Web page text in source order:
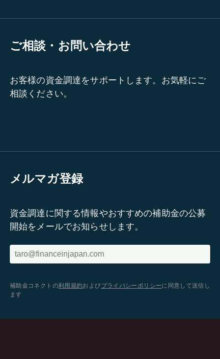
ご相談・お問い合わせ
お客様の資金調達をサポートします。お気軽にご
相談ください。
メルマガ登録
資金調達に関する情報やおすすめの補助金の公募
開始をメールでお知らせします。
補助金コネクトの利用規約およびプライバシーポリシーに同意して送信し
ます